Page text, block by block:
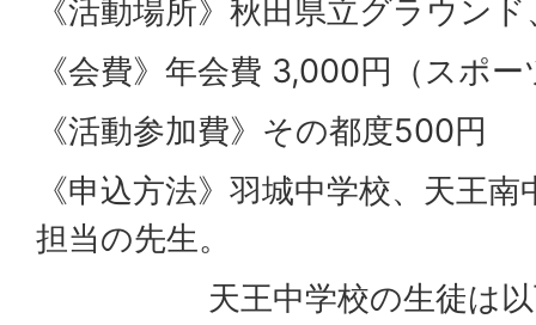
《活動場所》秋田県立グラウン
《会費》年会費 3,000円（スポ
《活動参加費》その都度500円
《申込方法》羽城中学校、天王
担当の先生。
天王中学校の生徒は以下